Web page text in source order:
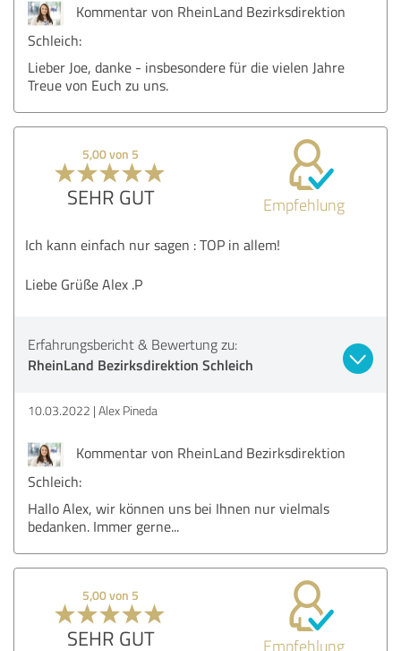
Kommentar von RheinLand Bezirksdirektion
Schleich:
Lieber Joe, danke - insbesondere für die vielen Jahre
Treue von Euch zu uns.
5,00 von 5
SEHR GUT Empfehlung
Ich kann einfach nur sagen : TOP in allem!
Liebe Grüße Alex .P
Erfahrungsbericht & Bewertung zu:
RheinLand Bezirksdirektion Schleich
10.03.2022 Alex Pineda
Kommentar von RheinLand Bezirksdirektion
Schleich:
Hallo Alex, wir können uns bei Ihnen nur vielmals
bedanken. Immer gerne...
5,00 von 5
SEHR GUT Empfehlung